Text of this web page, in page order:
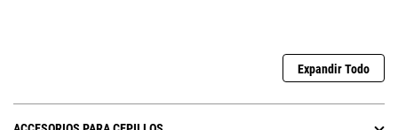
Expandir Todo